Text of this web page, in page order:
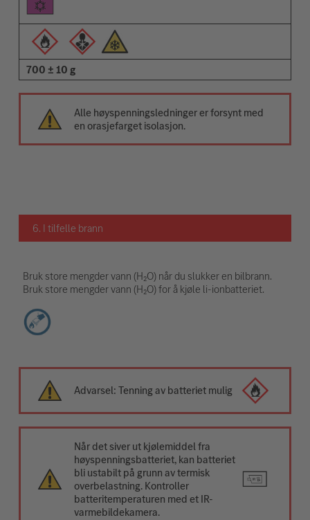
700 ± 10 g
Alle høyspenningsledninger er forsynt med
en orasjefarget isolasjon.
6. I tilfelle brann
Bruk store mengder vann (H₂O) når du slukker en bilbrann.
Bruk store mengder vann (H₂O) for å kjøle li-ionbatteriet.
Advarsel: Tenning av batteriet mulig
Når det siver ut kjølemiddel fra
høyspenningsbatteriet, kan batteriet
bli ustabilt på grunn av termisk
overbelastning. Kontroller
batteritemperaturen med et IR-
varmebildekamera.